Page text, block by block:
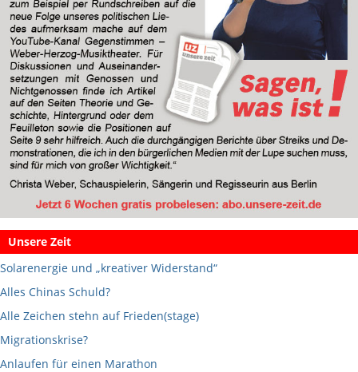
Unsere Zeit
Solarenergie und „kreativer Widerstand“
Alles Chinas Schuld?
Alle Zeichen stehn auf Frieden(stage)
Migrationskrise?
Anlaufen für einen Marathon